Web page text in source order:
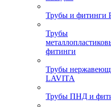
Трубы и фитинги
Трубы
фитинги
Трубы
LAVITA
Трубы ПНД и